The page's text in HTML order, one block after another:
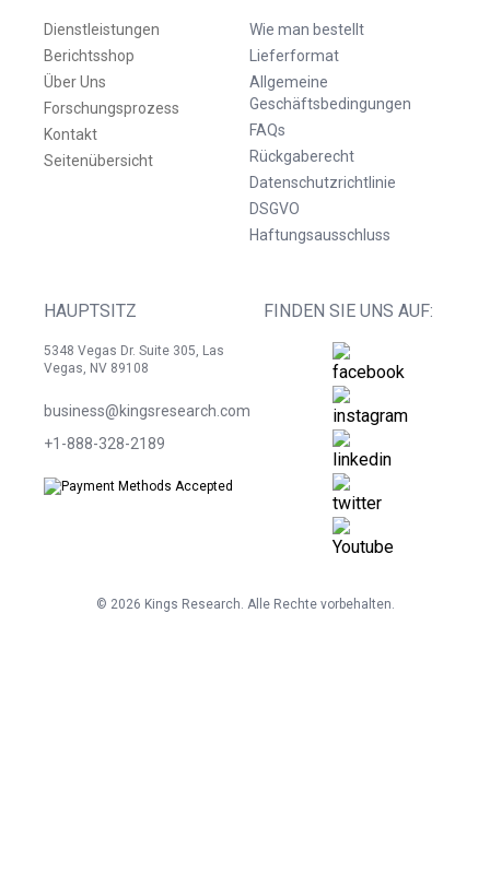
Dienstleistungen
Berichtsshop
Über Uns
Forschungsprozess
Kontakt
Seitenübersicht
Wie man bestellt
Lieferformat
Allgemeine
Geschäftsbedingungen
FAQs
Rückgaberecht
Datenschutzrichtlinie
DSGVO
Haftungsausschluss
HAUPTSITZ
5348 Vegas Dr. Suite 305, Las
Vegas, NV 89108
business@kingsresearch.com
+1-888-328-2189
FINDEN SIE UNS AUF:
© 2026 Kings Research. Alle Rechte vorbehalten.